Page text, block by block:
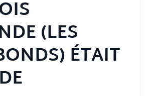
(LES
ÉTAIT